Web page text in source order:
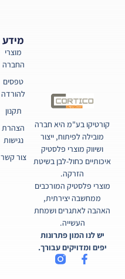
קורטיקו בע"מ היא חברה
מובילה לפיתוח, ייצור
ושיווק מוצרי פלסטיק
איכותיים כחול-לבן בשיטת
הזרקה.
מוצרי פלסטיק המורכבים
ממחשבה יצירתית,
האהבה לאתגרים ושמחת
העשייה.
יש לנו המון פתרונות
יפים ומדויקים עבורך.
מידע
מוצרי
החברה
טפסים
להורדה
תקנון
הצהרת
נגישות
צור קשר